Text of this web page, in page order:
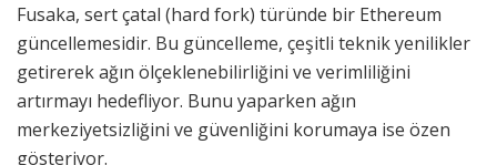
Fusaka, sert çatal (hard fork) türünde bir Ethereum
güncellemesidir. Bu güncelleme, çeşitli teknik yenilikler
getirerek ağın ölçeklenebilirliğini ve verimliliğini
artırmayı hedefliyor. Bunu yaparken ağın
merkeziyetsizliğini ve güvenliğini korumaya ise özen
gösteriyor.